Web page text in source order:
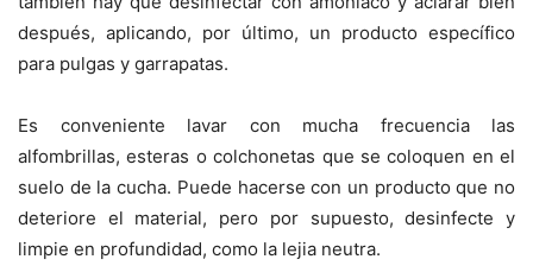
después, aplicando, por último, un producto específico
para pulgas y garrapatas.
Es conveniente lavar con mucha frecuencia las
alfombrillas, esteras o colchonetas que se coloquen en el
suelo de la cucha. Puede hacerse con un producto que no
deteriore el material, pero por supuesto, desinfecte y
limpie en profundidad, como la lejia neutra.